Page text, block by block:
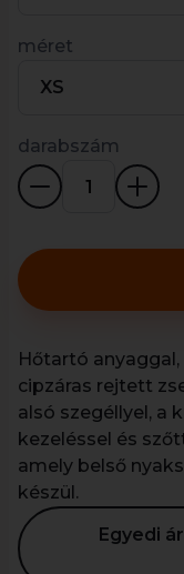
méret
XS
darabszám
Hőtartó
cipzáras rejtett
alsó szegéllyel, a
kezeléssel és
amely belső
készül.
Egyedi